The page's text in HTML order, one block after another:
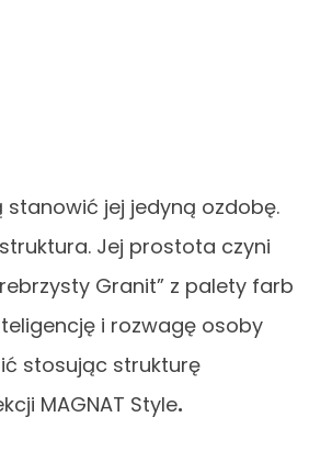
stanowić jej jedyną ozdobę.
Jej prostota czyni
Granit” z palety farb
i rozwagę osoby
stosując strukturę
MAGNAT Style.